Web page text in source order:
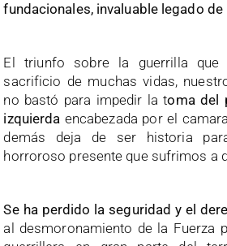
fundacionales, invaluable legado
El triunfo sobre la guerrilla que
sacrificio de muchas vidas,
no bastó para impedir la toma del
izquierda encabezada por el
demás deja de ser historia
horroroso presente que sufrimos a
Se ha perdido la seguridad y el
al desmoronamiento de la Fuerza